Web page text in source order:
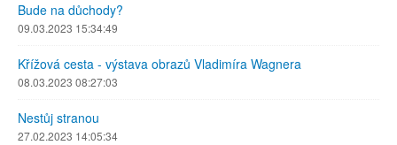
Bude na důchody?
09.03.2023 15:34:49
Křížová cesta - výstava obrazů Vladimíra Wagnera
08.03.2023 08:27:03
Nestůj stranou
27.02.2023 14:05:34